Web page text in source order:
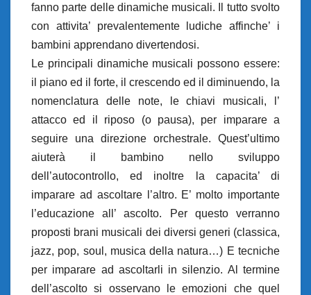
fanno parte delle dinamiche musicali. Il tutto svolto
con attivita’ prevalentemente ludiche affinche’ i
bambini apprendano divertendosi.
Le principali dinamiche musicali possono essere:
il piano ed il forte, il crescendo ed il diminuendo, la
nomenclatura delle note, le chiavi musicali, l’
attacco ed il riposo (o pausa), per imparare a
seguire una direzione orchestrale. Quest’ultimo
aiuterà il bambino nello sviluppo
dell’autocontrollo, ed inoltre la capacita’ di
imparare ad ascoltare l’altro. E’ molto importante
l’educazione all’ ascolto. Per questo verranno
proposti brani musicali dei diversi generi (classica,
jazz, pop, soul, musica della natura…) E tecniche
per imparare ad ascoltarli in silenzio. Al termine
dell’ascolto si osservano le emozioni che quel